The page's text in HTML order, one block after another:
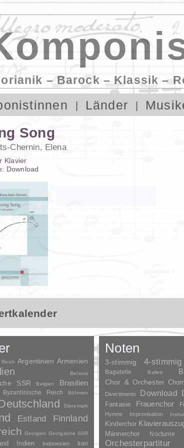
– Barock – Klassik –
Länder
Song
Chernin, Elena
Klavier
Download
Reich Argentinien Armenien
Belarus
SSR Belgien Brasilien
Byzantinische Reich Böhmen
Dänemark
Estland Finnland
Georgien Georgische SSR
Indien Indonesien Iran
Noten
3-stimmig 4-stimmig
Bagatelle Ballett
Chor & Orchester
Divertimento Download
Fantasie Frauenchor
Hymne Improvisation
Kinderchor
Männerchor Nocturne
Orchesterpartitur